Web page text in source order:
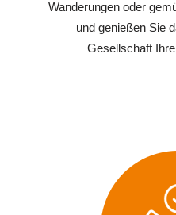
Wanderungen oder
und genießen Sie
Gesellschaft